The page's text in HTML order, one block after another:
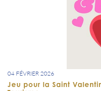
=> L'évènement est dans ton
l'émission ensemble autour d'un
04 FÉVRIER 2026
Jeu pour la Saint